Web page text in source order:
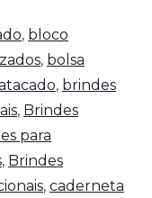
, bloco
, bolsa
, brindes
, Brindes
para
, Brindes
, caderneta